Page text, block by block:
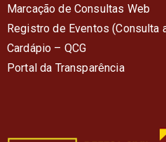
Marcação de Consultas Web
Registro de Eventos (Consulta
Cardápio – QCG
Portal da Transparência